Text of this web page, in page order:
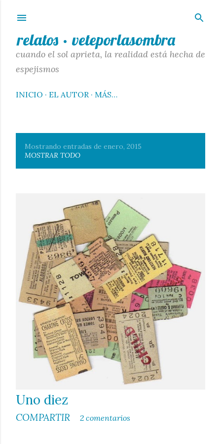
relatos · veteporlasombra
cuando el sol aprieta, la realidad está hecha de
espejismos
INICIO EL AUTOR MÁS…
E
n
s
Mostrando entradas de enero, 2015
MOSTRAR TODO
Uno diez
COMPARTIR 2 comentarios